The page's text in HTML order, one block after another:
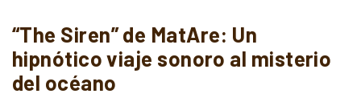
“The Siren” de MatAre: Un
hipnótico viaje sonoro al misterio
del océano